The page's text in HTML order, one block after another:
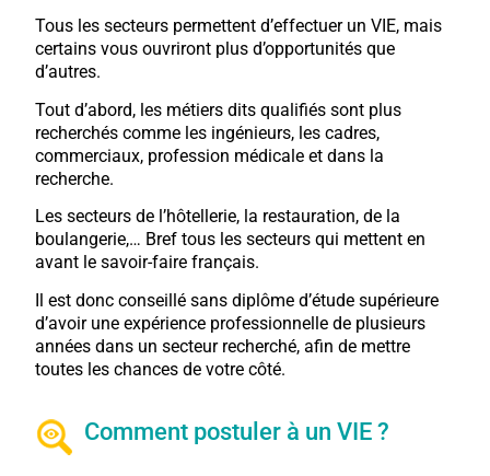
Tous les secteurs permettent d’effectuer un VIE, mais
certains vous ouvriront plus d’opportunités que
d’autres.
Tout d’abord, les métiers dits qualifiés sont plus
recherchés comme les ingénieurs, les cadres,
commerciaux, profession médicale et dans la
recherche.
Les secteurs de l’hôtellerie, la restauration, de la
boulangerie,… Bref tous les secteurs qui mettent en
avant le savoir-faire français.
Il est donc conseillé sans diplôme d’étude supérieure
d’avoir une expérience professionnelle de plusieurs
années dans un secteur recherché, afin de mettre
toutes les chances de votre côté.
Comment postuler à un VIE ?